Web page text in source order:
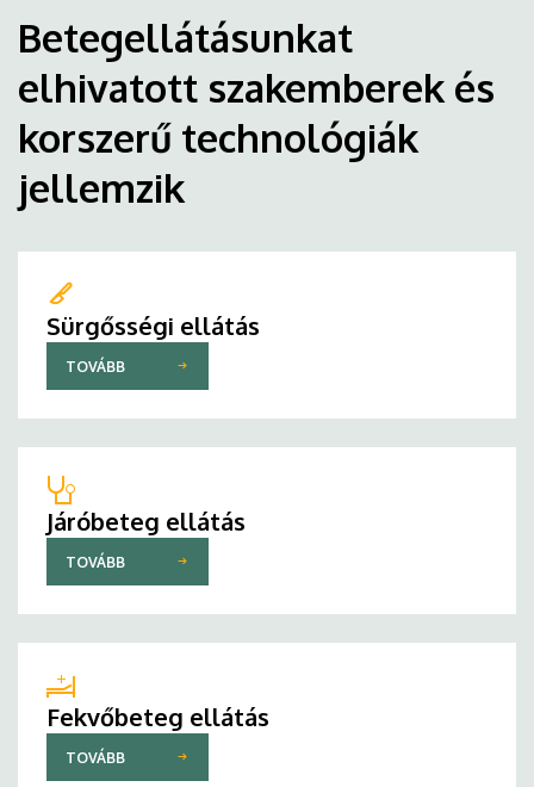
Betegellátásunkat
elhivatott szakemberek és
korszerű technológiák
jellemzik
Sürgősségi ellátás
TOVÁBB
Járóbeteg ellátás
TOVÁBB
Fekvőbeteg ellátás
TOVÁBB